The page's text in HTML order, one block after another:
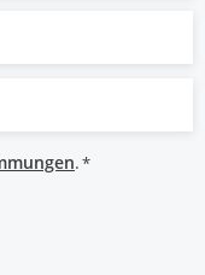
.*